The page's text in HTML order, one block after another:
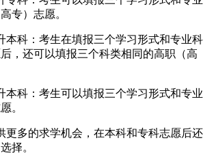
专）志愿。
本科：考生在填报三个学习形式和专业科
，还可以填报三个科类相同的高职（高
本科：考生可以填报三个学习形式和专业
。
更多的求学机会，在本科和专科志愿后还
择。